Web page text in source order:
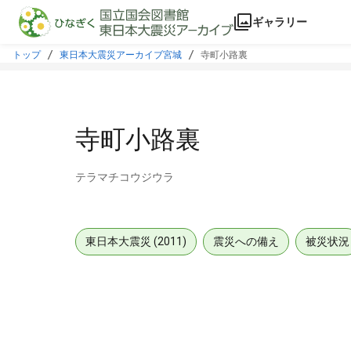
本文に飛ぶ
ギャラリー
トップ 東日本大震災アーカイブ宮城 寺町小路裏
寺町小路裏
テラマチコウジウラ
東日本大震災 (2011) 震災への備え 被災状況